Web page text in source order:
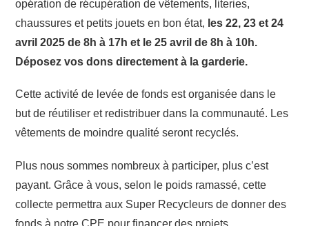
opération de récupération de vêtements, literies,
chaussures et petits jouets en bon état, les 22, 23 et 24
avril 2025 de 8h à 17h et le 25 avril de 8h à 10h.
Déposez vos dons directement à la garderie.
Cette activité de levée de fonds est organisée dans le
but de réutiliser et redistribuer dans la communauté. Les
vêtements de moindre qualité seront recyclés.
Plus nous sommes nombreux à participer, plus c’est
payant. Grâce à vous, selon le poids ramassé, cette
collecte permettra aux Super Recycleurs de donner des
fonds à notre CPE pour financer des projets.